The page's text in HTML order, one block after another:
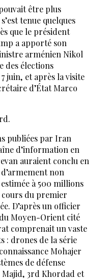
être plus
tenue quelques
que le président
a apporté son
arménien Nikol
des élections
juin, et après la visite
d’État Marco
publiées par Iran
d’information en
auraient conclu en
non
à 500 millions
cours du premier
D’après un officier
Moyen-Orient cité
comprenait un vaste
: drones de la série
Mohajer
de défense
3rd Khordad et